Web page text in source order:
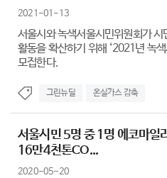
2021-01-13
서울시와 녹색서울시민위원회가
활동을 확산하기 위해 ‘2021년 녹
모집한다.
그린뉴딜 온실가스 감축
서울시민 5명 중 1명 에코마
16만4천톤CO...
2020-05-20